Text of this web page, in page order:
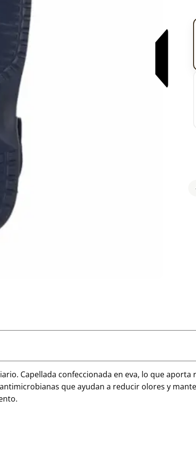
Capellada confeccionada en eva, lo que aporta
que ayudan a reducir olores y